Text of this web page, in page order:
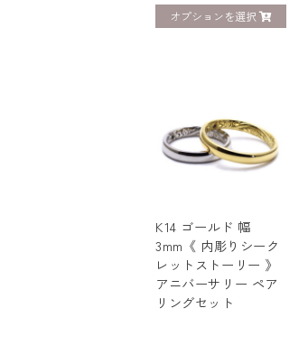
オプションを選択
K14 ゴールド 幅
3mm《 内彫りシーク
レットストーリー 》
アニバーサリー ペア
リングセット